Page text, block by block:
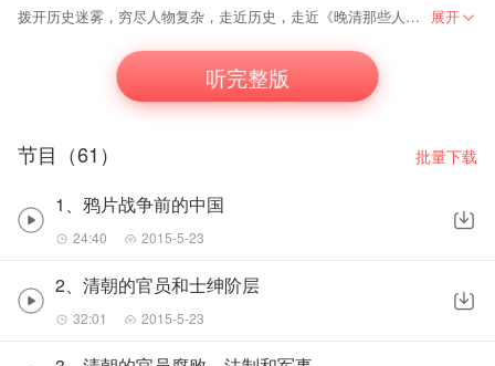
拨开历史迷雾，穷尽人物复杂，走近历史，走近《晚清那些人和事》，走近真实，走近李东成说； 更多节目预告请关注微信公众号：李东成说。 展开
听完整版
节目（61） 批量下载
1、鸦片战争前的中国
24:40 2015-5-23
2、清朝的官员和士绅阶层
32:01 2015-5-23